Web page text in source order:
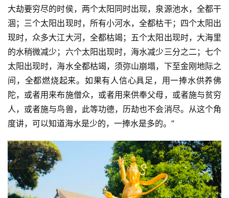
大劫要穷尽的时侯，两个太阳同时出现，泉源池水，全都干
涸；三个太阳出现时，所有小河水，全都枯干；四个太阳出
现时，众多大江大河，全都枯竭；五个太阳出现时，大海里
的水稍微减少；六个太阳出现时，海水减少三分之二；七个
太阳出现时，海水全都枯竭，须弥山崩塌，下至金刚地际之
间，全都燃烧起来。如果有人信心具足，用一捧水供养佛
陀，或者用来布施僧众，或者用来供奉父母，或者施与贫穷
人，或者施与鸟兽，此等功德，历劫也不会消尽。从这个角
度讲，可以知道海水是少的，一捧水是多的。”